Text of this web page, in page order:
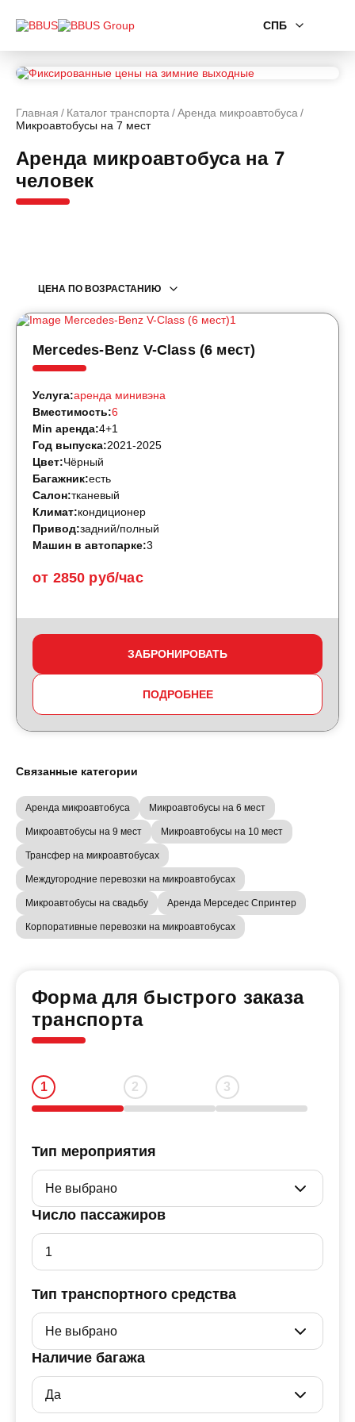
СПБ
Главная Каталог транспорта
Аренда микроавтобуса
Микроавтобусы на 7 мест
Аренда микроавтобуса на 7
человек
ЦЕНА ПО ВОЗРАСТАНИЮ
Mercedes-Benz V-Class (6 мест)
от 2850 руб/час
Услуга:аренда минивэна
Вместимость:6
Min аренда:4+1
Год выпуска:2021-2025
Цвет:Чёрный
Багажник:есть
Салон:тканевый
Климат:кондиционер
Привод:задний/полный
Машин в автопарке:3
ЗАБРОНИРОВАТЬ
ПОДРОБНЕЕ
Связанные категории
Аренда микроавтобуса Микроавтобусы на 6 мест
Микроавтобусы на 9 мест Микроавтобусы на 10 мест
Трансфер на микроавтобусах
Междугородние перевозки на микроавтобусах
Микроавтобусы на свадьбу Аренда Мерседес Спринтер
Корпоративные перевозки на микроавтобусах
Форма для быстрого заказа
транспорта
Тип мероприятия
Число пассажиров
Тип транспортного средства
Наличие багажа